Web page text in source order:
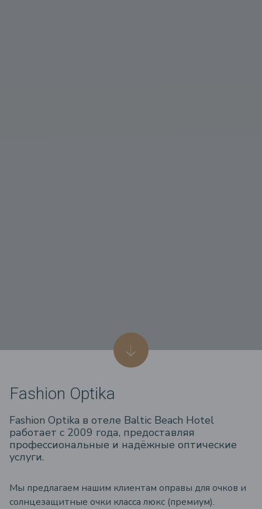
Fashion Optika
Fashion Optika в отеле Baltic Beach Hotel
работает с 2009 года, предоставляя
профессиональные и надёжные оптические
услуги.
Мы предлагаем нашим клиентам оправы для очков и
солнцезащитные очки класса люкс (премиум).